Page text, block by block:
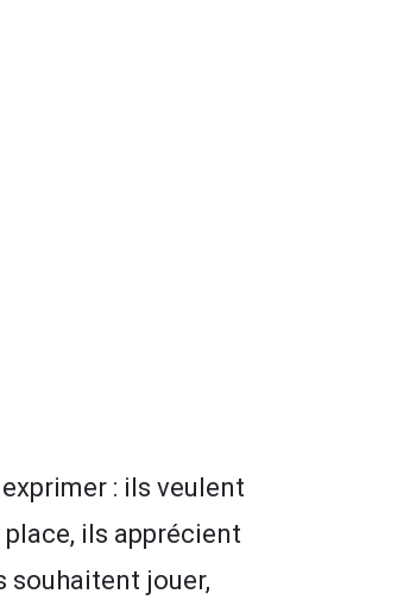
: ils veulent
place, ils apprécient
souhaitent jouer,